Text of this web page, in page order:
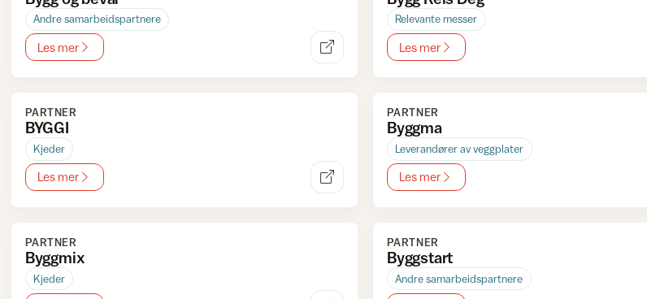
Andre samarbeidspartnere
Les mer
Relevante messer
Les mer
PARTNER
BYGGI
Kjeder
Les mer
PARTNER
Byggma
Leverandører av veggplater
Les mer
PARTNER
Byggmix
Kjeder
PARTNER
Byggstart
Andre samarbeidspartnere